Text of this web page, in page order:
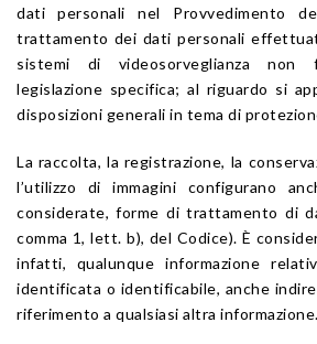
dati personali nel Provvedimento
trattamento dei dati personali
sistemi di videosorveglianza
legislazione specifica; al riguardo si
disposizioni generali in tema di
La raccolta, la registrazione, la
l’utilizzo di immagini configurano
considerate, forme di trattamento di
comma 1, lett. b), del Codice). È
infatti, qualunque informazione
identificata o identificabile, anche
riferimento a qualsiasi altra informazione.